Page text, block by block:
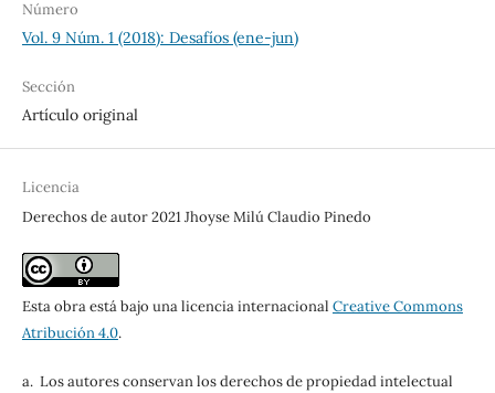
Número
Vol. 9 Núm. 1 (2018): Desafíos (ene-jun)
Sección
Artículo original
Licencia
Derechos de autor 2021 Jhoyse Milú Claudio Pinedo
Esta obra está bajo una licencia internacional Creative Commons
Atribución 4.0.
a. Los autores conservan los derechos de propiedad intelectual